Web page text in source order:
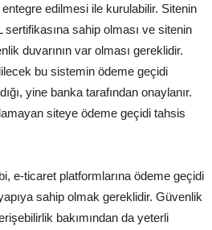
entegre edilmesi ile kurulabilir. Sitenin
sahip olması ve sitenin
duvarının var olması gereklidir.
bu sistemin ödeme geçidi
yine banka tarafından onaylanır.
siteye ödeme geçidi tahsis
e-ticaret platformlarına ödeme geçidi
sahip olmak gereklidir. Güvenlik
bakımından da yeterli